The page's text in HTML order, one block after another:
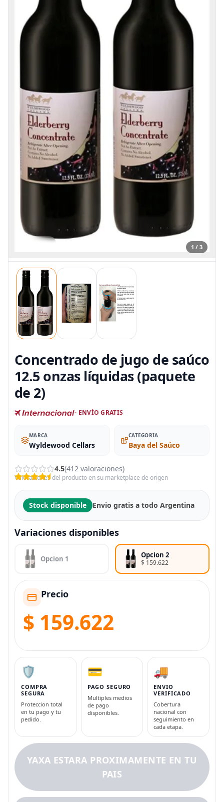
1 / 3
Concentrado de jugo de saúco
12.5 onzas líquidas (paquete
de 2)
- ENVÍO GRATIS
MARCA
Wyldewood Cellars
CATEGORIA
Baya del Saúco
4.5(412 valoraciones)
Valoraciones del producto en su marketplace de origen
Stock disponible Envio gratis a todo Argentina
Variaciones disponibles
Opcion 1 Opcion 2
$ 159.622
Precio
$ 159.622
🛡️
COMPRA
SEGURA
Proteccion total
en tu pago y tu
pedido.
💳
PAGO SEGURO
Multiples medios
de pago
disponibles.
🚚
ENVIO
VERIFICADO
Cobertura
nacional con
seguimiento en
cada etapa.
YAXA ESTARA PROXIMAMENTE EN TU
PAIS